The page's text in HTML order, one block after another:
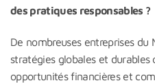
des pratiques responsables ?
De nombreuses entreprises
stratégies globales et durables
opportunités financières et